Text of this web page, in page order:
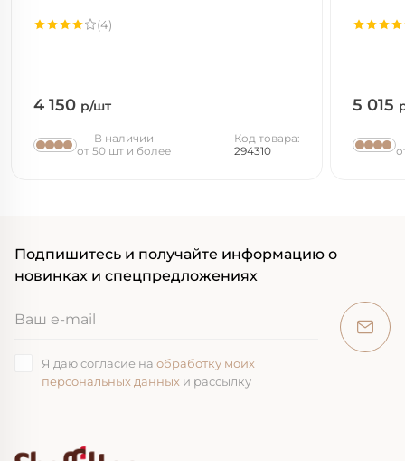
4 150 р/шт
(4)
В наличии
от 50 шт и более
Код товара:
294310
5 015
Подпишитесь и получайте информацию о
новинках и спецпредложениях
Я даю согласие на обработку моих
персональных данных и рассылку